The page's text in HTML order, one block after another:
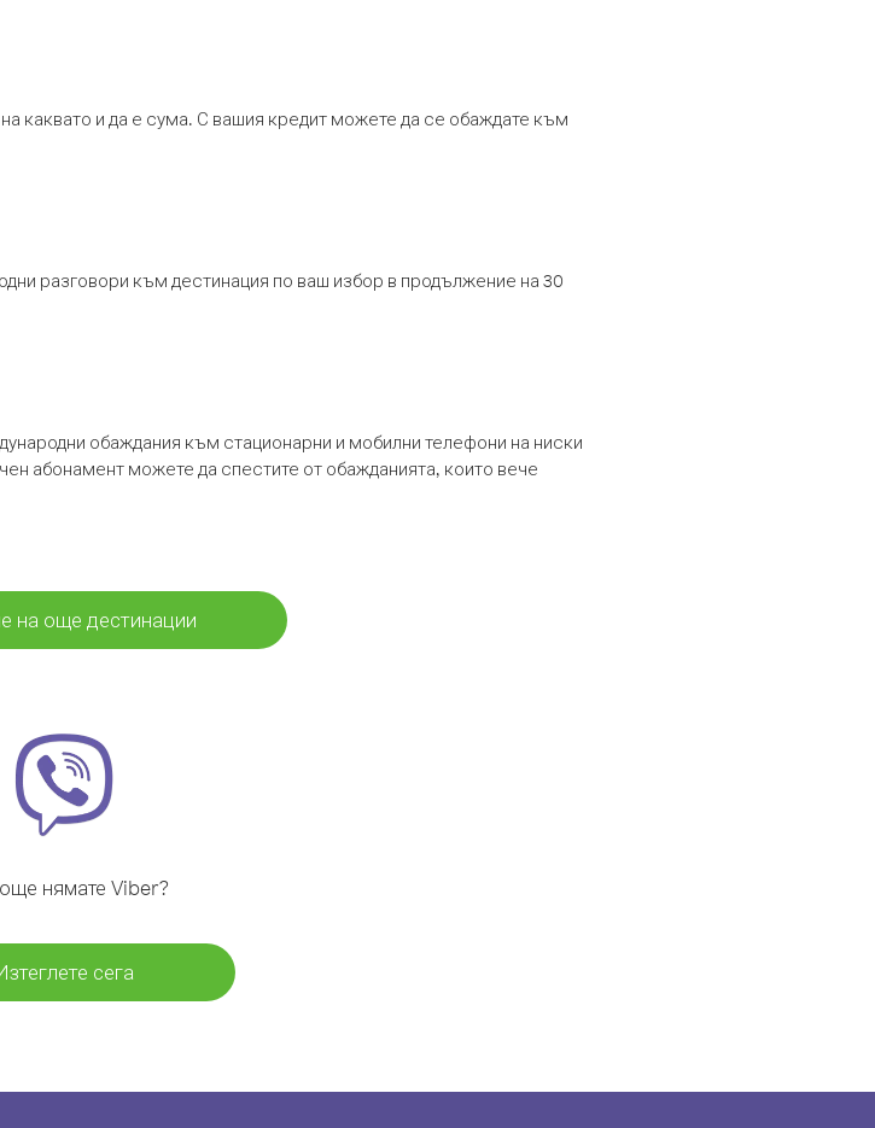
каквато и да е сума. С вашия кредит можете да се обаждате към
разговори към дестинация по ваш избор в продължение на 30
обаждания към стационарни и мобилни телефони на ниски
абонамент можете да спестите от обажданията, които вече
на още дестинации
нямате Viber?
сега